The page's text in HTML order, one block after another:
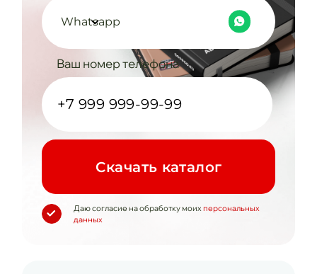
Whatsapp
Ваш номер телефона
Cкачать каталог
Даю согласие на обработку моих персональных
данных